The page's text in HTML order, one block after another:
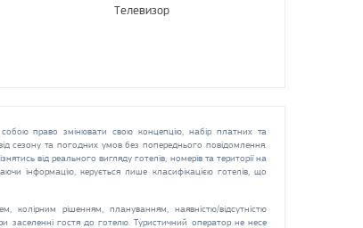
Телевизор
право змінювати свою концепцію, набір платних та
сезону та погодних умов без попереднього повідомлення.
від реального вигляду готелів, номерів та території на
інформацію, керується лише класифікацією готелів, що
колірним рішенням, плануванням, наявністю/відсутністю
заселенні гостя до готелю. Туристичний оператор не несе